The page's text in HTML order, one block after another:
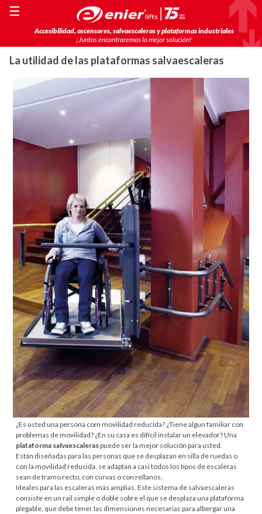
Accesibilidad, ascensores, salvaescaleras y plataformas industriales
¡Juntos encontraremos la mejor solución!
☰
La utilidad de las plataformas salvaescaleras
¿Es usted una persona com movilidad reducida? ¿Tiene algun familiar con
problemas de movilidad? ¿En su casa es difícil instalar un elevador? Una
plataforma salvaescaleraspuede ser la mejor solución para usted.
Están diseñadas para las personas que se desplazan en silla de ruedas o
con la movilidad reducida, se adaptan a casi todos los tipos de escaleras
sean de tramo recto, con curvas o con rellanos.
Ideales para las escaleras más amplias. Este sistema de salvaescaleras
consiste en un rail simple o doble sobre el que se desplaza una plataforma
plegable, que debe tener las dimensiones necesarias para albergar una